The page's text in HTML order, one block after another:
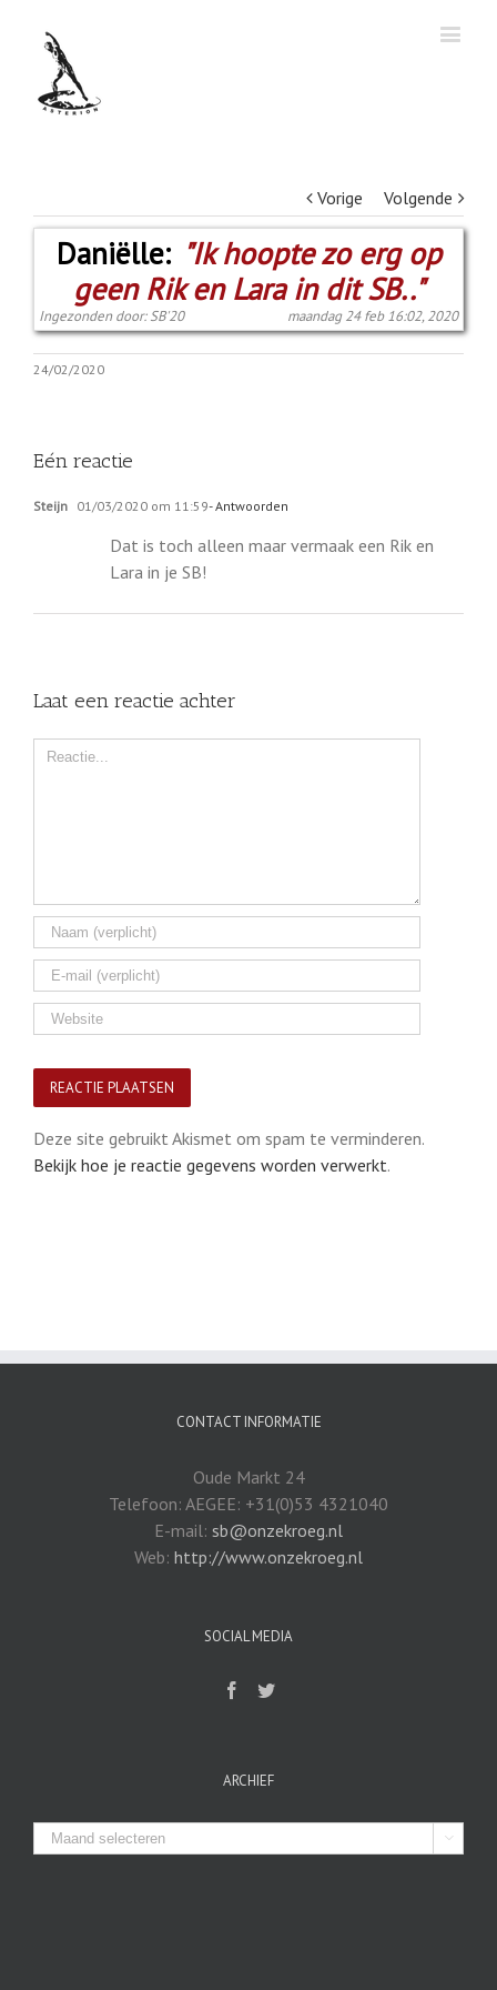
Vorige Volgende
Daniëlle: "Ik hoopte zo erg op
geen Rik en Lara in dit SB.."
Ingezonden door: SB'20 maandag 24 feb 16:02, 2020
24/02/2020
Eén reactie
Steijn 01/03/2020 om 11:59- Antwoorden
Dat is toch alleen maar vermaak een Rik en
Lara in je SB!
Laat een reactie achter
Comment
Deze site gebruikt Akismet om spam te verminderen.
Bekijk hoe je reactie gegevens worden verwerkt.
CONTACT INFORMATIE
Oude Markt 24
Telefoon: AEGEE: +31(0)53 4321040
E-mail: sb@onzekroeg.nl
Web: http://www.onzekroeg.nl
SOCIAL MEDIA
ARCHIEF
